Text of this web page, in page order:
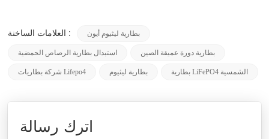
العلامات الساخنة : بطارية ليثيوم أيون
استبدال بطارية الرصاص الحمضية بطارية دورة عميقة الصين
شركة بطاريات Lifepo4 بطارية ليثيوم بطارية LiFePO4 الشمسية
اترك رسالة